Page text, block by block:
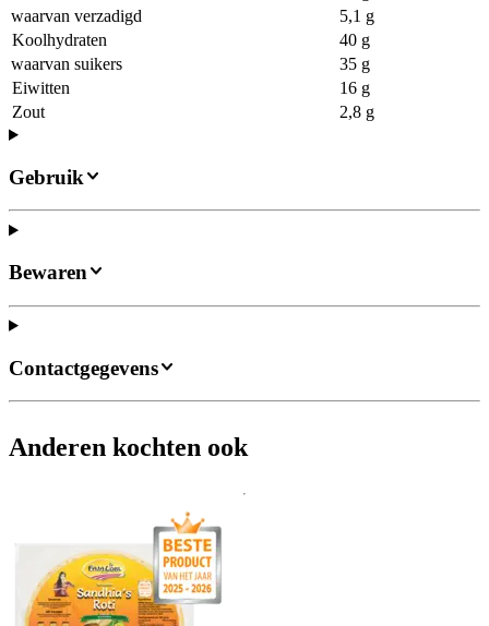
waarvan verzadigd
5,1 g
Koolhydraten
40 g
waarvan suikers
35 g
Eiwitten
16 g
Zout
2,8 g
Gebruik
Bewaren
Contactgegevens
Anderen kochten ook